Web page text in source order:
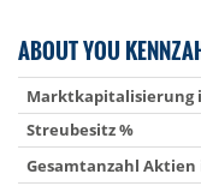
ABOUT YOU
Marktkapitalisierung
Streubesitz %
Gesamtanzahl Aktien